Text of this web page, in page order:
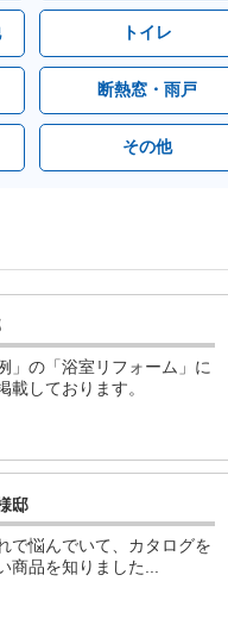
トイレ
断熱窓・雨戸
その他
」の「浴室リフォーム」に
載しております。
邸
で悩んでいて、カタログを
商品を知りました...